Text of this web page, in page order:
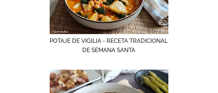
POTAJE DE VIGILIA - RECETA TRADICIONAL
DE SEMANA SANTA